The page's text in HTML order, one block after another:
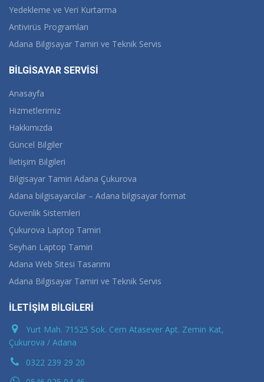
Yedekleme ve Veri Kurtarma
Antivirüs Programları
Adana Bilgisayar Tamiri ve Teknik Servis
BİLGİSAYAR SERVİSİ
Anasayfa
Hizmetlerimiz
Hakkımızda
Güncel Bilgiler
İletişim Bilgileri
Bilgisayar Tamiri Adana Çukurova
Adana bilgisayarcılar – Adana bilgisayar format
Güvenlik Sistemleri
Çukurova Laptop Tamiri
Seyhan Laptop Tamiri
Adana Web Sitesi Tasarımı
Adana Bilgisayar Tamiri ve Teknik Servis
İLETİŞİM BİLGİLERİ
Yurt Mah. 71525 Sok. Cem Atasever Apt. Zemin Kat,
Çukurova / Adana
0322 239 29 20